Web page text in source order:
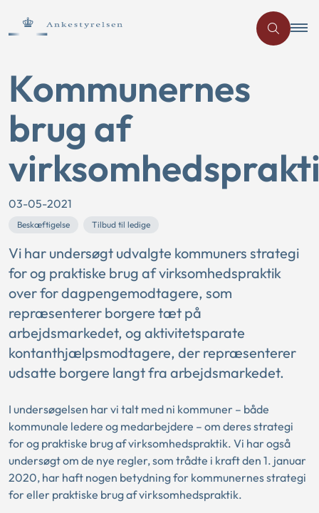
Kommunernes
brug af
03-05-2021
Beskæftigelse Tilbud til ledige
Vi har undersøgt udvalgte kommuners strategi
for og praktiske brug af virksomhedspraktik
over for dagpengemodtagere, som
repræsenterer borgere tæt på
arbejdsmarkedet, og aktivitetsparate
kontanthjælpsmodtagere, der repræsenterer
udsatte borgere langt fra arbejdsmarkedet.
I undersøgelsen har vi talt med ni kommuner – både
kommunale ledere og medarbejdere – om deres strategi
for og praktiske brug af virksomhedspraktik. Vi har også
undersøgt om de nye regler, som trådte i kraft den 1. januar
2020, har haft nogen betydning for kommunernes strategi
for eller praktiske brug af virksomhedspraktik.